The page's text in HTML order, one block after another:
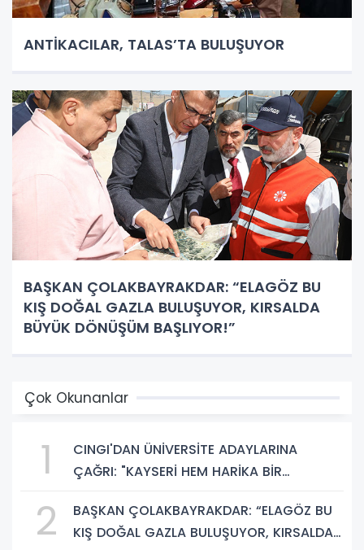
ANTİKACILAR, TALAS’TA BULUŞUYOR
BAŞKAN ÇOLAKBAYRAKDAR: “ELAGÖZ BU
KIŞ DOĞAL GAZLA BULUŞUYOR, KIRSALDA
BÜYÜK DÖNÜŞÜM BAŞLIYOR!”
Çok Okunanlar
1
CINGI'DAN ÜNİVERSİTE ADAYLARINA
ÇAĞRI: "KAYSERİ HEM HARİKA BİR
GELECEK SUNUYOR"
2
BAŞKAN ÇOLAKBAYRAKDAR: “ELAGÖZ BU
KIŞ DOĞAL GAZLA BULUŞUYOR, KIRSALDA